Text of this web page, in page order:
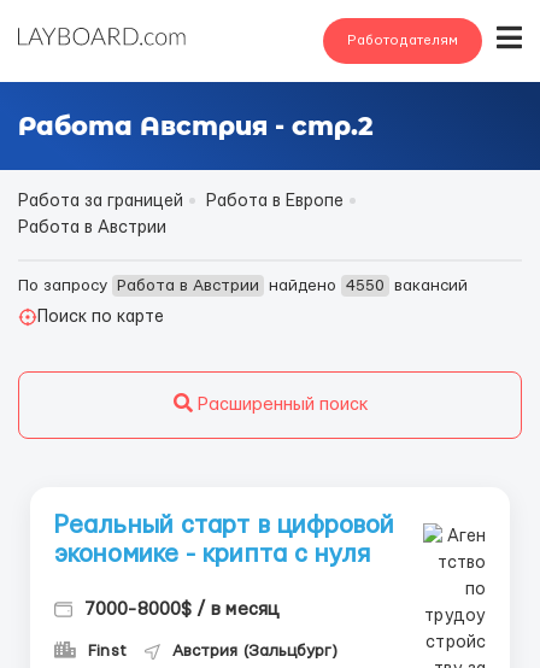
Работодателям
Работа Австрия - стр.2
Работа за границей
Работа в Европе
Работа в Австрии
По запросу Работа в Австрии найдено 4550
вакансий
Поиск по карте
Расширенный поиск
Реальный старт в цифровой
экономике - крипта с нуля
7000-8000$ / в месяц
Finst Австрия (Зальцбург)